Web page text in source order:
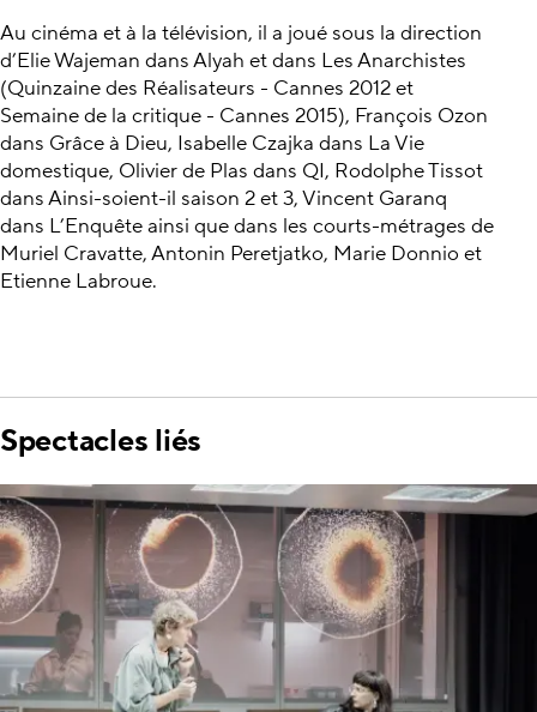
Au cinéma et à la télévision, il a joué sous la direction
d’Elie Wajeman dans Alyah et dans Les Anarchistes
(Quinzaine des Réalisateurs - Cannes 2012 et
Semaine de la critique - Cannes 2015), François Ozon
dans Grâce à Dieu, Isabelle Czajka dans La Vie
domestique, Olivier de Plas dans QI, Rodolphe Tissot
dans Ainsi-soient-il saison 2 et 3, Vincent Garanq
dans L’Enquête ainsi que dans les courts-métrages de
Muriel Cravatte, Antonin Peretjatko, Marie Donnio et
Etienne Labroue.
Spectacles liés